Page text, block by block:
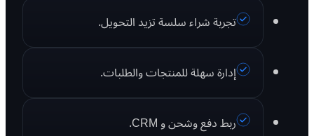
تجربة شراء سلسة تزيد التحويل.
إدارة سهلة للمنتجات والطلبات.
ربط دفع وشحن و CRM.